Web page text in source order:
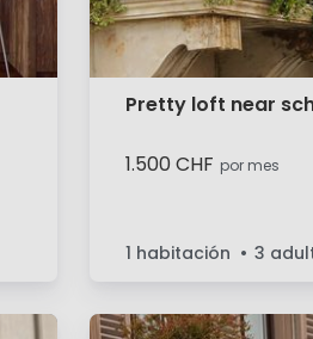
Pretty loft near
1.500 CHF por mes
1 habitación 3